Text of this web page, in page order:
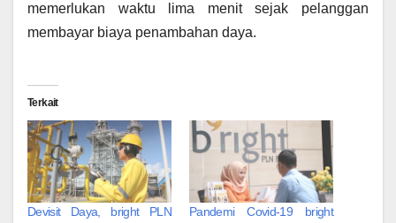
memerlukan waktu lima menit sejak pelanggan
membayar biaya penambahan daya.
Terkait
Devisit Daya, bright PLN
Pandemi Covid-19 bright